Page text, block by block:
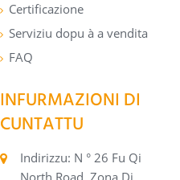
Certificazione
Serviziu dopu à a vendita
FAQ
INFURMAZIONI DI
CUNTATTU
Indirizzu: N ° 26 Fu Qi
North Road, Zona Di